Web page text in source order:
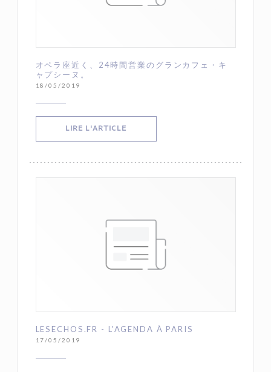
オペラ座近く、24時間営業のグランカフェ・キ
ャプシーヌ。
18/05/2019
LIRE L'ARTICLE
LESECHOS.FR - L'AGENDA À PARIS
17/05/2019